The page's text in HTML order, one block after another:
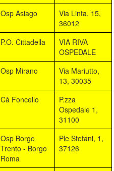
Osp Asiago
Via Linta, 15,
36012
P.O. Cittadella
VIA RIVA
OSPEDALE
Osp Mirano
Via Mariutto,
13, 30035
Cà Foncello
P.zza
Ospedale 1,
31100
Osp Borgo
Trento - Borgo
Roma
Ple Stefani, 1,
37126